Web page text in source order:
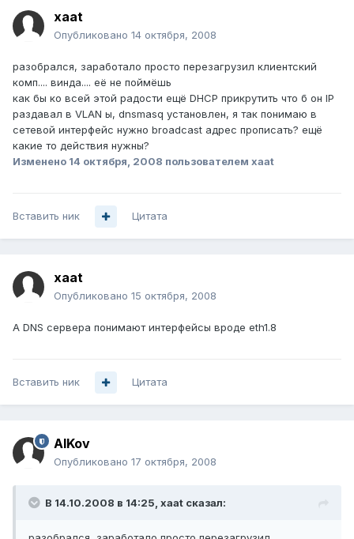
xaat
Опубликовано 14 октября, 2008
разобрался, заработало просто перезагрузил клиентский
комп.... винда.... её не поймёшь
как бы ко всей этой радости ещё DHCP прикрутить что б он IP
раздавал в VLAN ы, dnsmasq установлен, я так понимаю в
сетевой интерфейс нужно broadcast адрес прописать? ещё
какие то действия нужны?
Изменено 14 октября, 2008 пользователем xaat
Вставить ник Цитата
xaat
Опубликовано 15 октября, 2008
А DNS сервера понимают интерфейсы вроде eth1.8
Вставить ник Цитата
AlKov
Опубликовано 17 октября, 2008
В 14.10.2008 в 14:25, xaat сказал: